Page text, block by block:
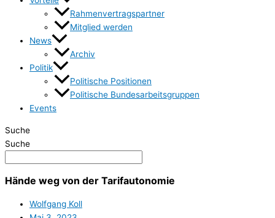
Rahmenvertragspartner
Mitglied werden
News
Archiv
Politik
Politische Positionen
Politische Bundesarbeitsgruppen
Events
Suche
Suche
Hände weg von der Tarifautonomie
Wolfgang Koll